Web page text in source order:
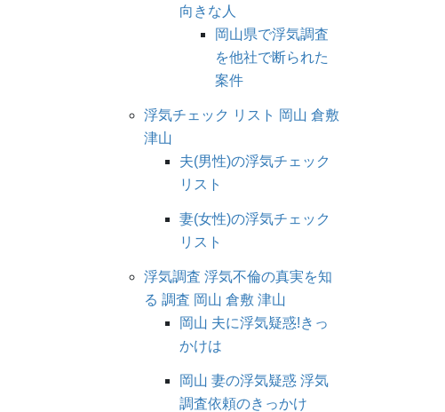
向きな人
岡山県で浮気調査
を他社で断られた
案件
浮気チェック リスト 岡山 倉敷
津山
夫(男性)の浮気チェック
リスト
妻(女性)の浮気チェック
リスト
浮気調査 浮気不倫の真実を知
る 調査 岡山 倉敷 津山
岡山 夫に浮気疑惑!きっ
かけは
岡山 妻の浮気疑惑 浮気
調査依頼のきっかけ